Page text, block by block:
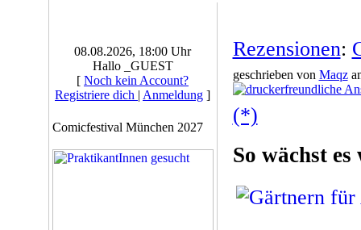
08.08.2026, 18:00 Uhr
Hallo _GUEST
[ Noch kein Account?
Registriere dich | Anmeldung ]
Comicfestival München 2027
Rezensionen:
geschrieben von Maqz
(*)
So wächst